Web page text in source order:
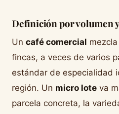
Definición por volumen
Un café comercial
fincas, a veces de varios
estándar de especialidad
región. Un micro lote va
parcela concreta, la